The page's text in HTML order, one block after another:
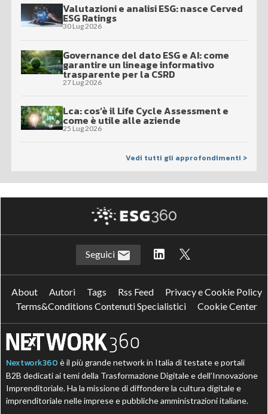
Valutazioni e analisi ESG: nasce Cerved
ESG Ratings
30 Lug 2026
Governance del dato ESG e AI: come
garantire un lineage informativo
trasparente per la CSRD
27 Lug 2026
Lca: cos’è il Life Cycle Assessment e
come è utile alle aziende
25 Lug 2026
Vedi tutti gli approfondimenti >
Seguici
About Autori Tags Rss Feed
Privacy e Cookie Policy
Terms&Conditions Contenuti Specialistici
Cookie Center
Nextwork360 è il più grande network in Italia di testate e portali
B2B dedicati ai temi della Trasformazione Digitale e dell’Innovazione
Imprenditoriale. Ha la missione di diffondere la cultura digitale e
imprenditoriale nelle imprese e pubbliche amministrazioni italiane.